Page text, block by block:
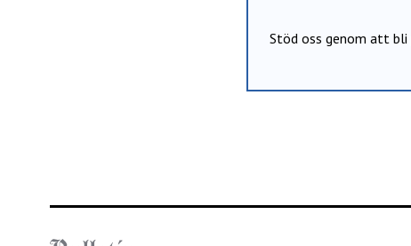
Stöd oss genom att bli